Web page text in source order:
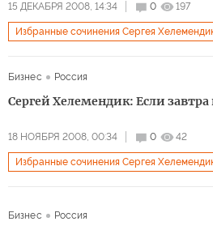
15 ДЕКАБРЯ 2008, 14:34 0 197
Избранные сочинения Сергея
Бизнес
Россия
Сергей Хелемендик: Если завтра
18 НОЯБРЯ 2008, 00:34 0 42
Избранные сочинения Сергея
Бизнес Россия